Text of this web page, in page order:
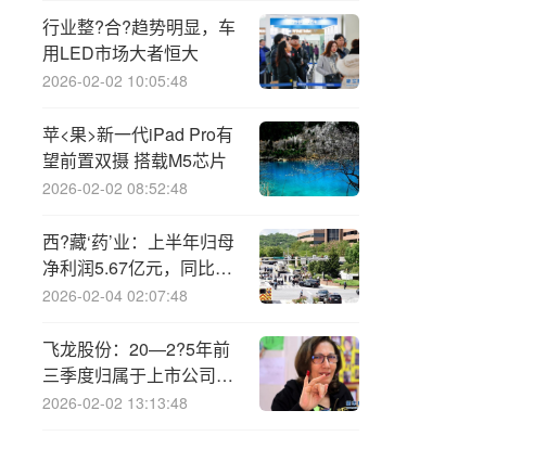
行业整?合?趋势明显，车
用LED市场大者恒大
2026-02-02 10:05:48
苹<果>新一代iPad Pro有
望前置双摄 搭载M5芯片
2026-02-02 08:52:48
西?藏‘药’业：上半年归母
净利润5.67亿元，同比下
降8.96%
2026-02-04 02:07:48
飞龙股份：20—2?5年前
三季度归属于上市公司股
东的净利润同比增长
2026-02-02 13:13:48